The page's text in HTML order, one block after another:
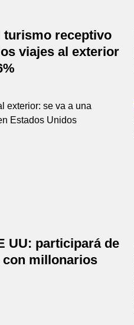
turismo receptivo
viajes al exterior
UU: participará de
con millonarios